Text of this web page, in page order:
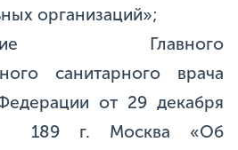
организаций»;
Главного
санитарного врача
от 29 декабря
г. Москва «Об